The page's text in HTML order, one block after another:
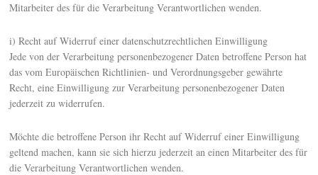
Mitarbeiter des für die Verarbeitung Verantwortlichen wenden.
i) Recht auf Widerruf einer datenschutzrechtlichen Einwilligung
Jede von der Verarbeitung personenbezogener Daten betroffene Person hat
das vom Europäischen Richtlinien- und Verordnungsgeber gewährte
Recht, eine Einwilligung zur Verarbeitung personenbezogener Daten
jederzeit zu widerrufen.
Möchte die betroffene Person ihr Recht auf Widerruf einer Einwilligung
geltend machen, kann sie sich hierzu jederzeit an einen Mitarbeiter des für
die Verarbeitung Verantwortlichen wenden.